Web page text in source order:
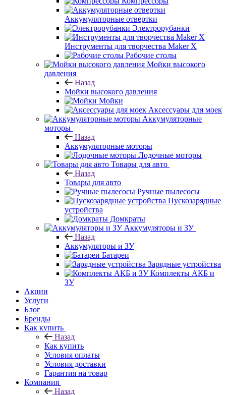
Аккумуляторные отвертки
Электрорубанки
Инструменты для творчества Maker X
Рабочие столы
Мойки высокого
давления
Назад
Мойки высокого давления
Мойки
Аксессуары для моек
Аккумуляторные
моторы
Назад
Аккумуляторные моторы
Лодочные моторы
Товары для авто
Назад
Товары для авто
Ручные пылесосы
Пускозарядные
устройства
Домкраты
Аккумуляторы и ЗУ
Назад
Аккумуляторы и ЗУ
Батареи
Зарядные устройства
Комплекты АКБ и
ЗУ
Акции
Услуги
Блог
Бренды
Как купить
Назад
Как купить
Условия оплаты
Условия доставки
Гарантия на товар
Компания
Назад